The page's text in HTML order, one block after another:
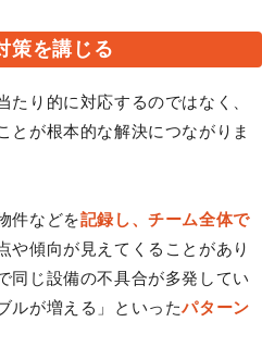
策を講じる
たり的に対応するのではなく、
とが根本的な解決につながりま
件などを記録し、チーム全体で
や傾向が見えてくることがあり
同じ設備の不具合が多発してい
ルが増える」といったパターン